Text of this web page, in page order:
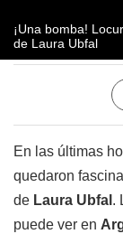
¡Una bomba!
de Laura Ubfal
En las últimas
quedaron
de Laura Ubfal .
puede ver en